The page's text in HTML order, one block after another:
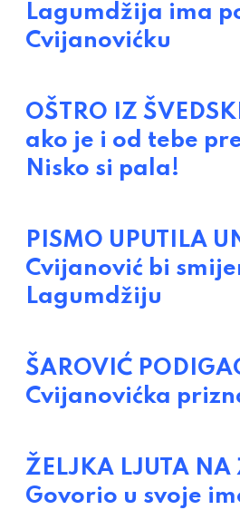
Lagumdžija ima
Cvijanovićku
OŠTRO IZ
ako je i od tebe
Nisko si pala!
PISMO UPUTILA
Cvijanović bi
Lagumdžiju
ŠAROVIĆ
Cvijanovićka
ŽELJKA LJUTA NA
Govorio u svoje